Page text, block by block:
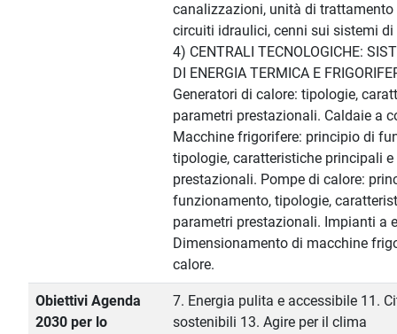
canalizzazioni, unità di trattamento
circuiti idraulici, cenni sui sistemi
4) CENTRALI TECNOLOGICHE:
DI ENERGIA TERMICA E
Generatori di calore: tipologie,
parametri prestazionali. Caldaie a
Macchine frigorifere: principio di
tipologie, caratteristiche principali
prestazionali. Pompe di calore:
funzionamento, tipologie,
parametri prestazionali. Impianti a
Dimensionamento di macchine
calore.
Obiettivi Agenda
2030 per lo
7. Energia pulita e accessibile 11.
sostenibili 13. Agire per il clima